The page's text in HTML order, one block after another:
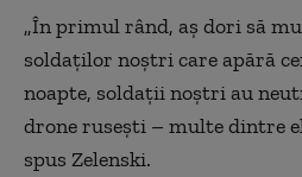
„În primul rând, aş dori să
soldaţilor noştri care apără
noapte, soldaţii noştri au
drone ruseşti – multe dintre
spus Zelenski.